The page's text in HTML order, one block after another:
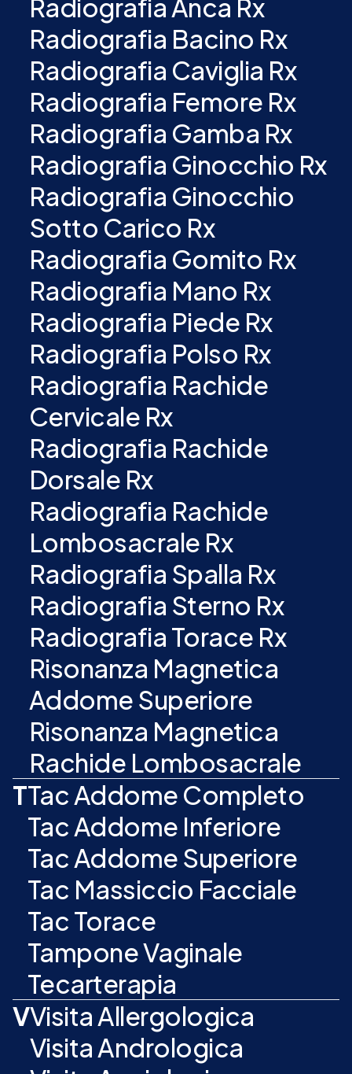
Radiografia Anca Rx
Radiografia Bacino Rx
Radiografia Caviglia Rx
Radiografia Femore Rx
Radiografia Gamba Rx
Radiografia Ginocchio Rx
Radiografia Ginocchio
Sotto Carico Rx
Radiografia Gomito Rx
Radiografia Mano Rx
Radiografia Piede Rx
Radiografia Polso Rx
Radiografia Rachide
Cervicale Rx
Radiografia Rachide
Dorsale Rx
Radiografia Rachide
Lombosacrale Rx
Radiografia Spalla Rx
Radiografia Sterno Rx
Radiografia Torace Rx
Risonanza Magnetica
Addome Superiore
Risonanza Magnetica
Rachide Lombosacrale
TTac Addome Completo
Tac Addome Inferiore
Tac Addome Superiore
Tac Massiccio Facciale
Tac Torace
Tampone Vaginale
Tecarterapia
VVisita Allergologica
Visita Andrologica